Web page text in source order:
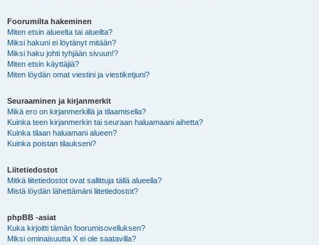
Foorumilta hakeminen
Miten etsin alueelta tai alueilta?
Miksi hakuni ei löytänyt mitään?
Miksi haku johti tyhjään sivuun!?
Miten etsin käyttäjiä?
Miten löydän omat viestini ja viestiketjuni?
Seuraaminen ja kirjanmerkit
Mikä ero on kirjanmerkillä ja tilaamisella?
Kuinka teen kirjanmerkin tai seuraan haluamaani aihetta?
Kuinka tilaan haluamani alueen?
Kuinka poistan tilaukseni?
Liitetiedostot
Mitkä liitetiedostot ovat sallittuja tällä alueella?
Mistä löydän lähettämäni liitetiedostot?
phpBB -asiat
Kuka kirjoitti tämän foorumisovelluksen?
Miksi ominaisuutta X ei ole saatavilla?